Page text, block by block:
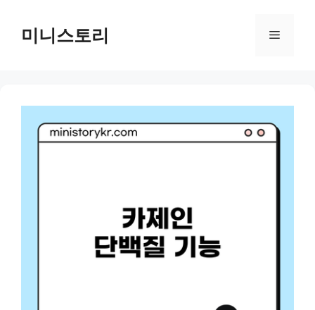
content미니스토리 Menu